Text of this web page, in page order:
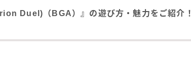
Duel)（BGA）』の遊び方・魅力をご紹介！